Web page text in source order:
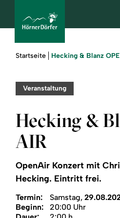
Urlaub
buchen
Sommer
Winter
Sie
Startseite Hecking & Blanz
Veranstaltung
Hecking &
AIR
OpenAir Konzert mit
Hecking. Eintritt frei.
Termin: Samstag,
Beginn:
20:00 Uhr